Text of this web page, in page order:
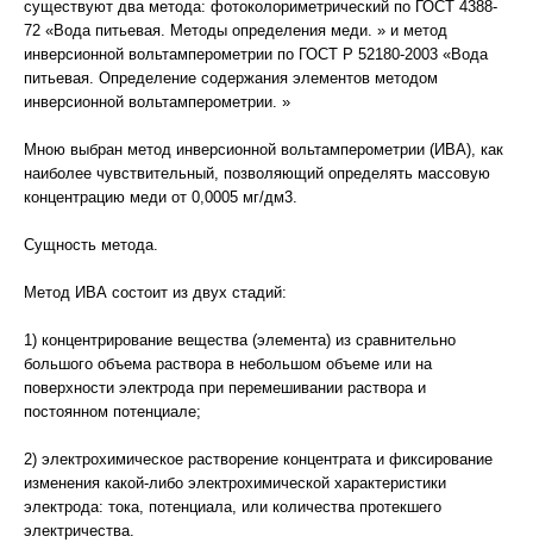
существуют два метода: фотоколориметрический по ГОСТ 4388-
72 «Вода питьевая. Методы определения меди. » и метод
инверсионной вольтамперометрии по ГОСТ Р 52180-2003 «Вода
питьевая. Определение содержания элементов методом
инверсионной вольтамперометрии. »
Мною выбран метод инверсионной вольтамперометрии (ИВА), как
наиболее чувствительный, позволяющий определять массовую
концентрацию меди от 0,0005 мг/дм3.
Сущность метода.
Метод ИВА состоит из двух стадий:
1) концентрирование вещества (элемента) из сравнительно
большого объема раствора в небольшом объеме или на
поверхности электрода при перемешивании раствора и
постоянном потенциале;
2) электрохимическое растворение концентрата и фиксирование
изменения какой-либо электрохимической характеристики
электрода: тока, потенциала, или количества протекшего
электричества.